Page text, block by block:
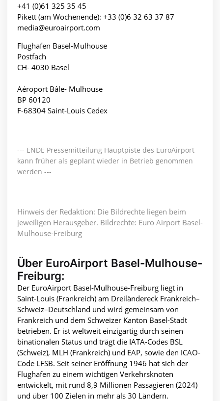
+41 (0)61 325 35 45
Pikett (am Wochenende): +33 (0)6 32 63 37 87
media@euroairport.com
Flughafen Basel-Mulhouse
Postfach
CH- 4030 Basel
Aéroport Bâle- Mulhouse
BP 60120
F-68304 Saint-Louis Cedex
--- ENDE Pressemitteilung Hauptpiste des EuroAirport
kann früher als geplant wieder in Betrieb genommen
werden ---
Hinweis der Redaktion: Die Bildrechte liegen beim
jeweiligen Herausgeber. Bildrechte: Euro Airport Basel-
Mulhouse-Freiburg
Über EuroAirport Basel-Mulhouse-
Freiburg:
Der EuroAirport Basel-Mulhouse-Freiburg liegt in
Saint-Louis (Frankreich) am Dreiländereck Frankreich–
Schweiz–Deutschland und wird gemeinsam von
Frankreich und dem Schweizer Kanton Basel-Stadt
betrieben. Er ist weltweit einzigartig durch seinen
binationalen Status und trägt die IATA-Codes BSL
(Schweiz), MLH (Frankreich) und EAP, sowie den ICAO-
Code LFSB. Seit seiner Eröffnung 1946 hat sich der
Flughafen zu einem wichtigen Verkehrsknoten
entwickelt, mit rund 8,9 Millionen Passagieren (2024)
und über 100 Zielen in mehr als 30 Ländern.